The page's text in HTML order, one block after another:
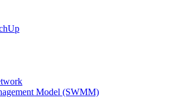
Model (SWMM)